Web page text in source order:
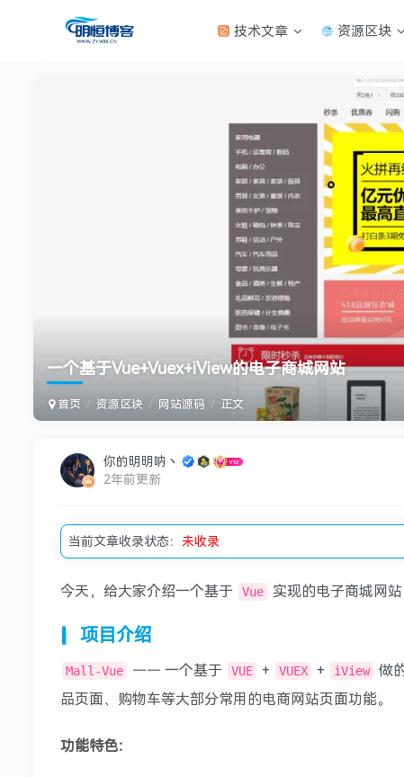
技术文章 资源区块
一个基于Vue+Vuex+iView的电子商城网站
首页 资源区块 网站源码 正文
你的明明呐丶
2年前更新
当前文章收录状态： 未收录
今天，给大家介绍一个基于 Vue 实现的电子商城网站
项目介绍
Mall-Vue —— 一个基于 VUE + VUEX + iView 做
品页面、购物车等大部分常用的电商网站页面功能。
功能特色：